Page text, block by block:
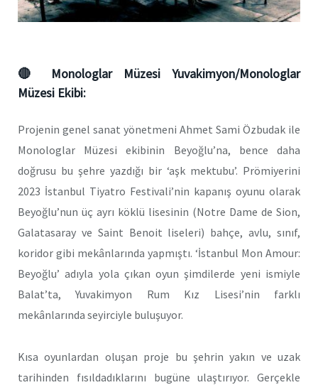
🔴
Monologlar Müzesi Yuvakimyon/Monologlar
Müzesi Ekibi:
Projenin genel sanat yönetmeni Ahmet Sami Özbudak ile
Monologlar Müzesi ekibinin Beyoğlu’na, bence daha
doğrusu bu şehre yazdığı bir ‘aşk mektubu’. Prömiyerini
2023 İstanbul Tiyatro Festivali’nin kapanış oyunu olarak
Beyoğlu’nun üç ayrı köklü lisesinin (Notre Dame de Sion,
Galatasaray ve Saint Benoit liseleri) bahçe, avlu, sınıf,
koridor gibi mekânlarında yapmıştı. ‘İstanbul Mon Amour:
Beyoğlu’ adıyla yola çıkan oyun şimdilerde yeni ismiyle
Balat’ta, Yuvakimyon Rum Kız Lisesi’nin farklı
mekânlarında seyirciyle buluşuyor.
Kısa oyunlardan oluşan proje bu şehrin yakın ve uzak
tarihinden fısıldadıklarını bugüne ulaştırıyor. Gerçekle